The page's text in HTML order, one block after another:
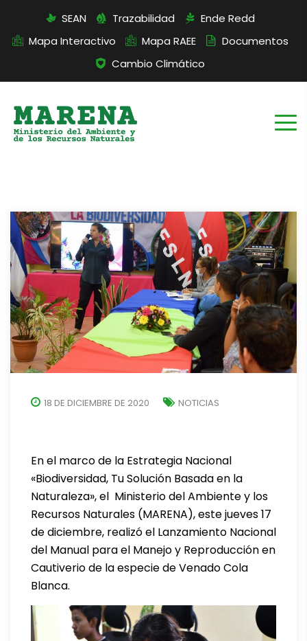
SEAN Trazabilidad
Ende Redd
Mapa Interactivo
Mapa RAEE
Documentos
Cambio Climático
18 DE DICIEMBRE DE 2020 NOTICIAS
En el marco de la Estrategia Nacional
«Biodiversidad, Tu Solución Basada en la
Naturaleza», el Ministerio del Ambiente y los
Recursos Naturales (MARENA), este jueves 17
de diciembre, realizó el Lanzamiento Nacional
del Manual para el Manejo y Reproducción en
Cautiverio de la especie de Venado Cola
Blanca.